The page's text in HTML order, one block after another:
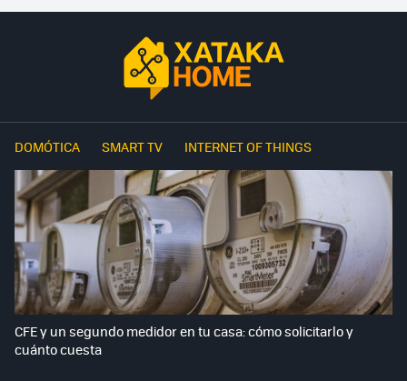
DOMÓTICA SMART TV INTERNET OF THINGS
CFE y un segundo medidor en tu casa: cómo solicitarlo y
cuánto cuesta